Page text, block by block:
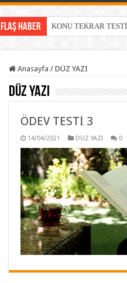
Flaş Haber KONU TEKRAR TESTİ
Anasayfa / DÜZ YAZI
DÜZ YAZI
ÖDEV TESTİ 3
14/04/2021 DÜZ YAZI 0